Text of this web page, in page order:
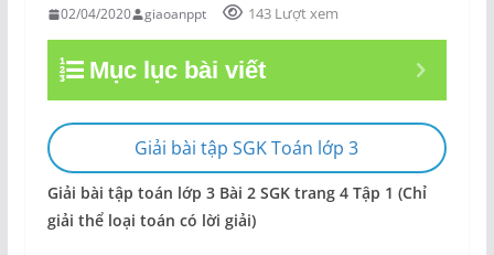
02/04/2020 giaoanppt 143 Lượt xem
Mục lục bài viết
Giải bài tập SGK Toán lớp 3
Giải bài tập toán lớp 3 Bài 2 SGK trang 4 Tập 1 (Chỉ
giải thể loại toán có lời giải)